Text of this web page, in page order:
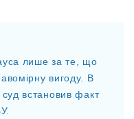
лише за те, що
вигоду. В
суд встановив факт